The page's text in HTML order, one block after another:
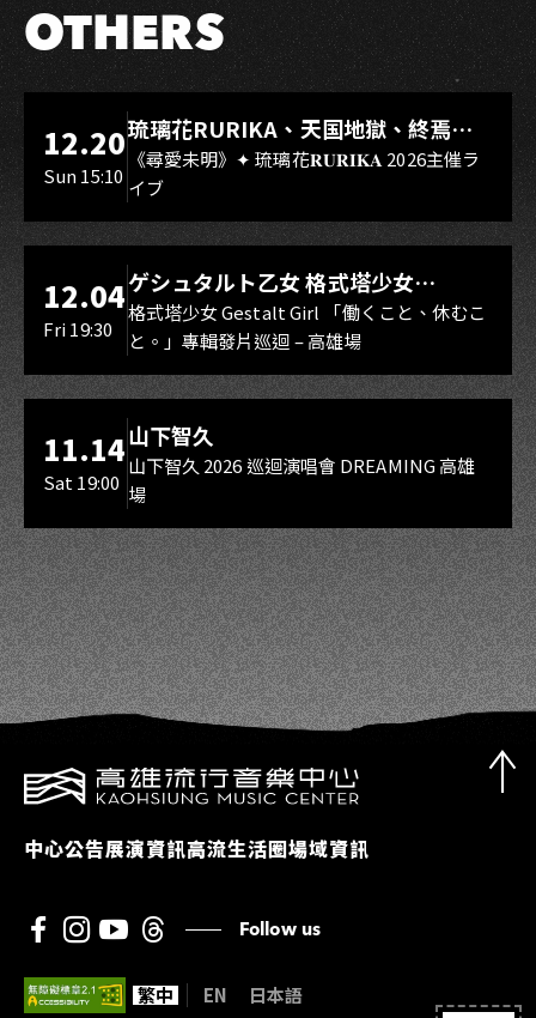
OTHERS
LIVE WAREHOUSE 小庫
12.20
Sun 15:10
琉璃花RURIKA、天国地獄、終焉
Rebirth、DUALIA、無我夢中、花奏
スマイル（O.A.）
《尋愛未明》✦ 琉璃花𝐑𝐔𝐑𝐈𝐊𝐀 2026主催ラ
イブ
LIVE WAREHOUSE 小庫
12.04
Fri 19:30
ゲシュタルト乙女 格式塔少女
Gestalt Girl
格式塔少女 Gestalt Girl 「働くこと、休むこ
と。」專輯發片巡迴 – 高雄場
11.14
Sat 19:00
山下智久
山下智久 2026 巡迴演唱會 DREAMING 高雄
場
中心公告展演資訊高流生活圈場域資訊
Follow us
繁中 EN 日本語